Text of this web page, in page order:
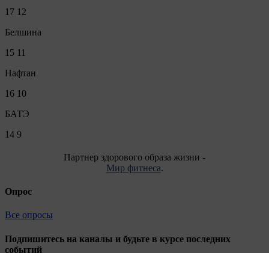
17 12
Белшина
15 11
Нафтан
16 10
БАТЭ
14 9
Партнер здорового образа жизни -
Мир фитнеса.
Опрос
Все опросы
Подпишитесь на каналы и будьте в курсе последних
событий